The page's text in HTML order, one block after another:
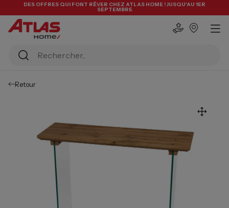
DES OFFRES QUI FONT RÊVER CHEZ ATLAS HOME ! JUSQU'AU 1ER
SEPTEMBRE
Retour